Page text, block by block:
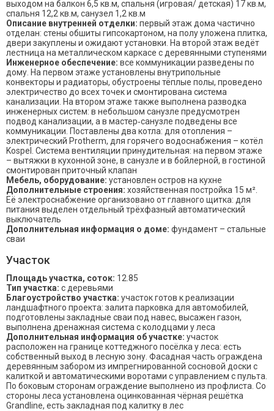
выходом на балкон 6,5 кв.м, спальня (игровая/ детская) 17 кв.м,
спальня 12,2 кв.м, санузел 1,2 кв.м
Описание внутренней отделки: первый этаж дома частично
отделан: стены обшиты гипсокартоном, на полу уложена плитка,
двери закуплены и ожидают установки. На второй этаж ведёт
лестница на металлическом каркасе с деревянными ступенями
Инженерное обеспечение: все коммуникации разведены по
дому. На первом этаже установлены внутрипольные
конвекторы и радиаторы, обустроены тёплые полы, проведено
электричество до всех точек и смонтирована система
канализации. На втором этаже также выполнена разводка
инженерных систем: в небольшом санузле предусмотрен
подвод канализации, а в мастер‑санузле подведены все
коммуникации. Поставлены два котла: для отопления –
электрический Protherm, для горячего водоснабжения – котёл
Kospel. Система вентиляции принудительная: на первом этаже
– вытяжки в кухонной зоне, в санузле и в бойлерной, в гостиной
смонтирован приточный клапан
Мебель, оборудование: установлен остров на кухне
Дополнительные строения: хозяйственная постройка 15 м².
Её электроснабжение организовано от главного щитка: для
питания выделен отдельный трёхфазный автоматический
выключатель
Дополнительная информация о доме: фундамент – стальные
сваи
Участок
Площадь участка, соток: 12.85
Тип участка: с деревьями
Благоустройство участка: участок готов к реализации
ландшафтного проекта: залита парковка для автомобилей,
подготовлены закладные сваи под навес, высажен газон,
выполнена дренажная система с колодцами у леса
Дополнительная информация об участке: участок
расположен на границе коттеджного посёлка у леса: есть
собственный выход в лесную зону. Фасадная часть ограждена
деревянным забором из импрегнированной сосновой доски с
калиткой и автоматическими воротами с управлением с пульта.
По боковым сторонам ограждение выполнено из профлиста. Со
стороны леса установлена оцинкованная чёрная решётка
Grandline, есть закладная под калитку в лес